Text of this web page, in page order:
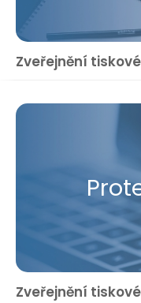
Zveřejnění
Zveřejnění